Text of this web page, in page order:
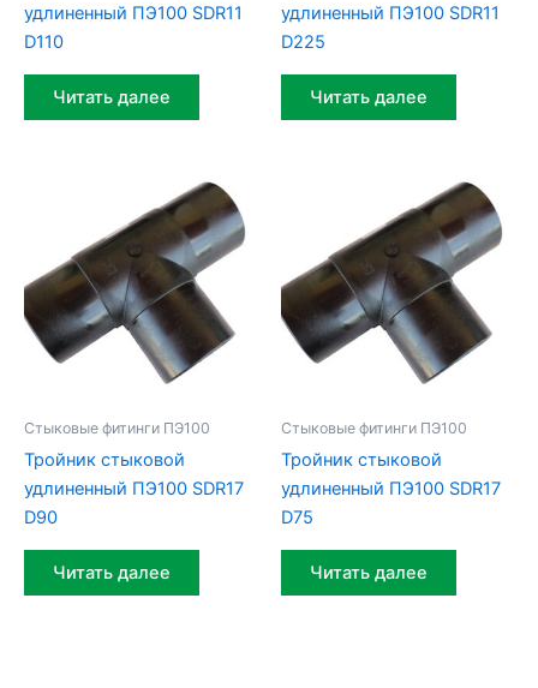
удлиненный ПЭ100 SDR11
D110
Читать далее
удлиненный ПЭ100 SDR11
D225
Читать далее
Стыковые фитинги ПЭ100
Тройник стыковой
удлиненный ПЭ100 SDR17
D90
Читать далее
Стыковые фитинги ПЭ100
Тройник стыковой
удлиненный ПЭ100 SDR17
D75
Читать далее